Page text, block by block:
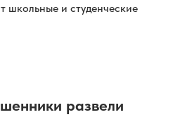
школьные и студенческие
развели